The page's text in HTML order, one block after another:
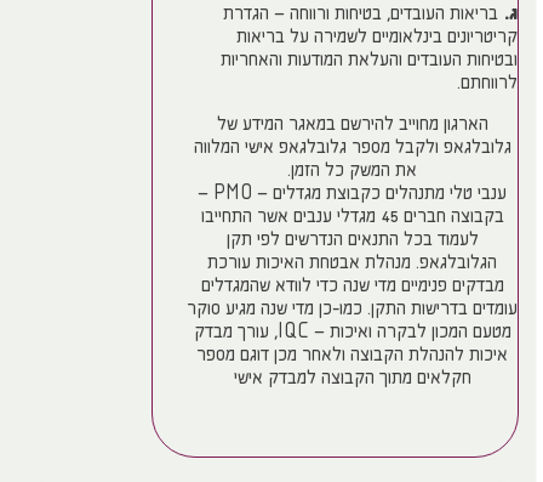
ג.בריאות העובדים, בטיחות ורווחה – הגדרת
קריטריונים בינלאומיים לשמירה על בריאות
ובטיחות העובדים והעלאת המודעות והאחריות
לרווחתם.
הארגון מחוייב להירשם במאגר המידע של
גלובלגאפ ולקבל מספר גלובלגאפ אישי המלווה
את המשק כל הזמן.
ענבי טלי מתנהלים כקבוצת מגדלים – PMO –
בקבוצה חברים 45 מגדלי ענבים אשר התחייבו
לעמוד בכל התנאים הנדרשים לפי תקן
הגלובלגאפ. מנהלת אבטחת האיכות עורכת
מבדקים פנימיים מדי שנה כדי לוודא שהמגדלים
עומדים בדרישות התקן. כמו-כן מדי שנה מגיע סוקר
מטעם המכון לבקרה ואיכות – IQC, עורך מבדק
איכות להנהלת הקבוצה ולאחר מכן דוגם מספר
חקלאים מתוך הקבוצה למבדק אישי